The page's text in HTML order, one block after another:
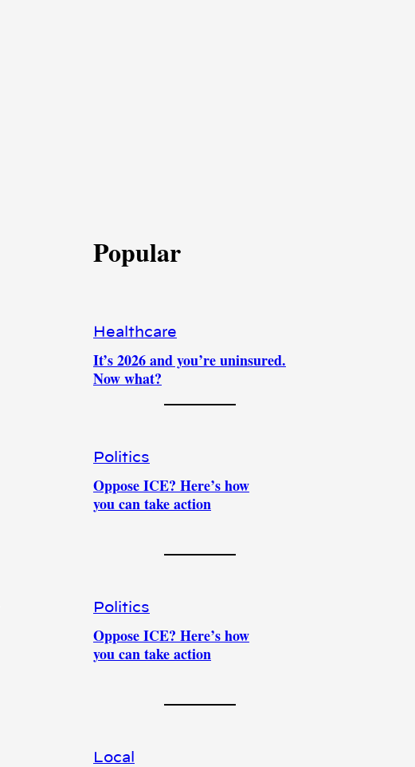
Popular
Healthcare
It’s 2026 and you’re uninsured.
Now what?
Politics
Oppose ICE? Here’s how
you can take action
Politics
Oppose ICE? Here’s how
you can take action
Local